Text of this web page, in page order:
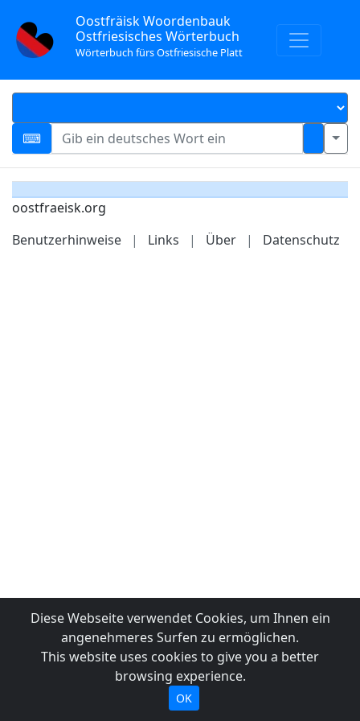
Oostfräisk Woordenbauk
Ostfriesisches Wörterbuch
Wörterbuch fürs Ostfriesische Platt
oostfraeisk.org
Benutzerhinweise
| Links | Über | Datenschutz
Diese Webseite verwendet Cookies, um Ihnen ein
angenehmeres Surfen zu ermöglichen.
This website uses cookies to give you a better
browsing experience.
OK